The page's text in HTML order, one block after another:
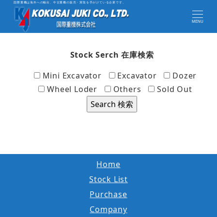
国際重機は海外への輸出、中古重機の販売・買取を手がけている企業です。
MENU
Stock Serch 在庫検索
Mini Excavator
Excavator
Dozer
Wheel Loder
Others Sold Out
Home
Stock List
Purchase
Company